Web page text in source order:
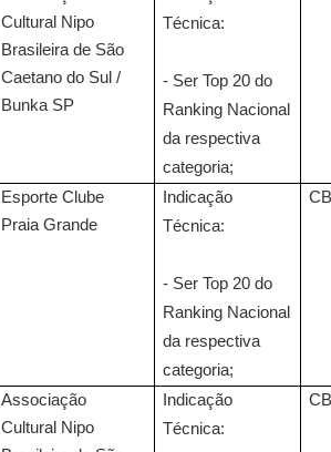
Cultural Nipo
Brasileira de São
Caetano do Sul /
Bunka SP
Técnica:
- Ser Top 20 do
Ranking Nacional
da respectiva
categoria;
Esporte Clube
Praia Grande
Indicação
Técnica:
- Ser Top 20 do
Ranking Nacional
da respectiva
categoria;
Associação
Cultural Nipo
Indicação
Técnica: